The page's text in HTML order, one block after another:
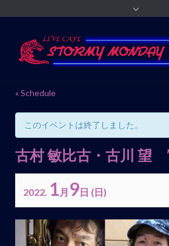
« Schedule
このイベントは終了しました。
古村 敏比古・古川 望
2022. 1 月 9日 (日)
イ
ベ